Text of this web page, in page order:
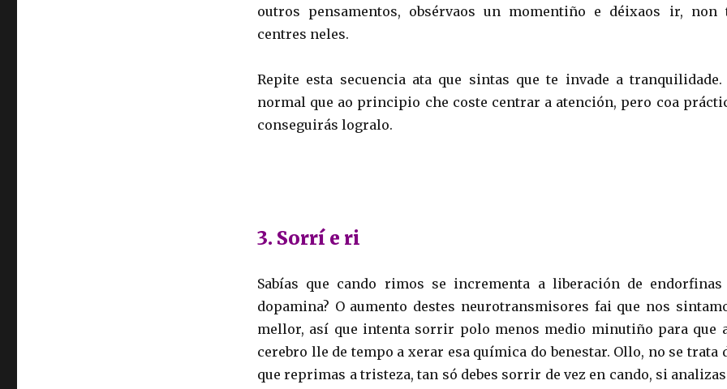
outros pensamentos, obsérvaos un momentiño e déixaos ir, non
centres neles.
Repite esta secuencia ata que sintas que te invade a tranquilidade.
normal que ao principio che coste centrar a atención, pero coa
conseguirás logralo.
3. Sorrí e ri
Sabías que cando rimos se incrementa a liberación de endorfinas
dopamina? O aumento destes neurotransmisores fai que nos
mellor, así que intenta sorrir polo menos medio minutiño para que
cerebro lle de tempo a xerar esa química do benestar. Ollo, no se trata
que reprimas a tristeza, tan só debes sorrir de vez en cando, si